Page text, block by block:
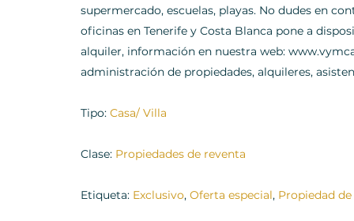
supermercado, escuelas, playas. No dudes en
oficinas en Tenerife y Costa Blanca pone a
alquiler, información en nuestra web:
administración de propiedades, alquileres,
Tipo: Casa/ Villa
Clase: Propiedades de reventa
Etiqueta: Exclusivo, Oferta especial, Propiedad